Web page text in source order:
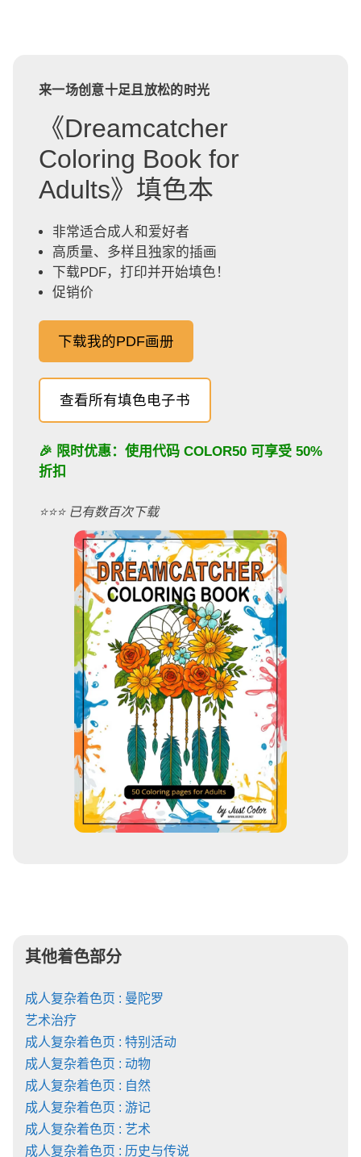
来一场创意十足且放松的时光
《Dreamcatcher
Coloring Book for
Adults》填色本
非常适合成人和爱好者
高质量、多样且独家的插画
下载PDF，打印并开始填色！
促销价
下载我的PDF画册
查看所有填色电子书
🎉 限时优惠：使用代码 COLOR50 可享受 50%
折扣
⭐️⭐️⭐️ 已有数百次下载
其他着色部分
成人复杂着色页 : 曼陀罗
艺术治疗
成人复杂着色页 : 特别活动
成人复杂着色页 : 动物
成人复杂着色页 : 自然
成人复杂着色页 : 游记
成人复杂着色页 : 艺术
成人复杂着色页 : 历史与传说